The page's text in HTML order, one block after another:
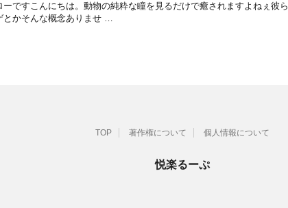
ーですこんにちは。動物の純粋な瞳を見るだけで癒されますよねぇ彼ら
とかそんな概念ありませ …
TOP 著作権について 個人情報について
悦楽るーぷ